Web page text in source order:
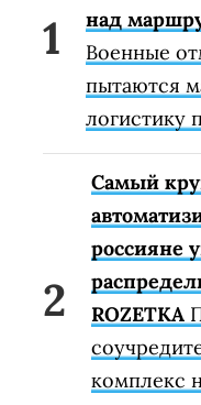
над
Военные
пытаются
логистику
Самый
россияне
ROZETKA
комплекс